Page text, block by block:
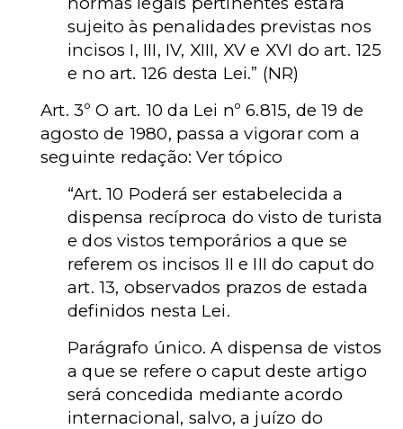
sujeito às penalidades previstas nos
incisos I, III, IV, XIII, XV e XVI do art. 125
e no art. 126 desta Lei.” (NR)
Art. 3º O art. 10 da Lei nº 6.815, de 19 de
agosto de 1980, passa a vigorar com a
seguinte redação: Ver tópico
“Art. 10 Poderá ser estabelecida a
dispensa recíproca do visto de turista
e dos vistos temporários a que se
referem os incisos II e III do caput do
art. 13, observados prazos de estada
definidos nesta Lei.
Parágrafo único. A dispensa de vistos
a que se refere o caput deste artigo
será concedida mediante acordo
internacional, salvo, a juízo do